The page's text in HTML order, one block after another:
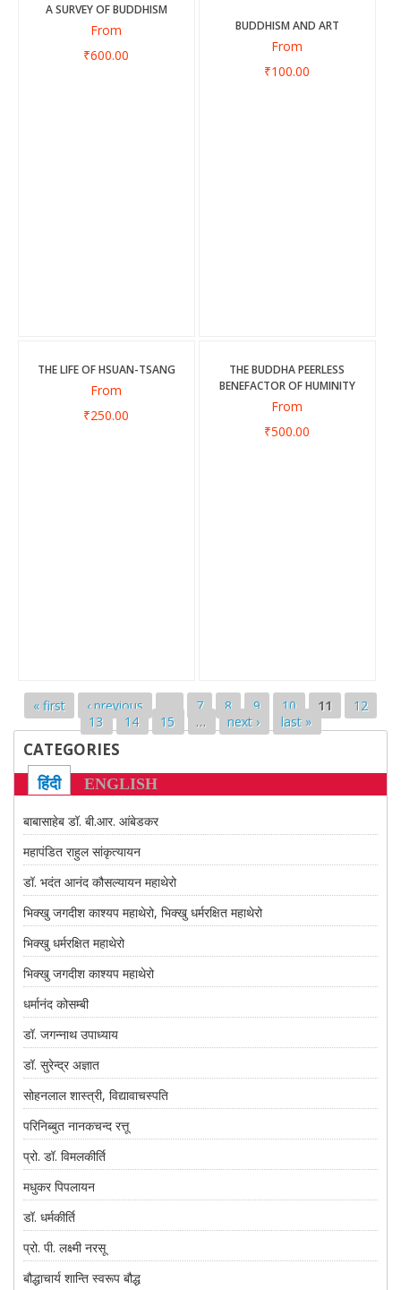
A SURVEY OF BUDDHISM
From
₹600.00
BUDDHISM AND ART
From
₹100.00
THE LIFE OF HSUAN-TSANG
From
₹250.00
THE BUDDHA PEERLESS
BENEFACTOR OF HUMINITY
From
₹500.00
Pages
« first ‹ previous 7 8 9 10 11
12
13
14 15 … next › last »
CATEGORIES
हिंदी ENGLISH
बाबासाहेब डॉ. बी.आर. आंबेडकर
महापंडित राहुल सांकृत्यायन
डॉ. भदंत आनंद कौसल्यायन महाथेरो
भिक्खु जगदीश काश्यप महाथेरो, भिक्खु धर्मरक्षित महाथेरो
भिक्खु धर्मरक्षित महाथेरो
भिक्खु जगदीश काश्यप महाथेरो
धर्मानंद कोसम्बी
डॉ. जगन्नाथ उपाध्याय
डॉ. सुरेन्द्र अज्ञात
सोहनलाल शास्त्री, विद्यावाचस्पति
परिनिब्बुत नानकचन्द रत्तू
प्रो. डॉ. विमलकीर्ति
मधुकर पिपलायन
डॉ. धर्मकीर्ति
प्रो. पी. लक्ष्मी नरसू
बौद्धाचार्य शान्ति स्वरूप बौद्ध